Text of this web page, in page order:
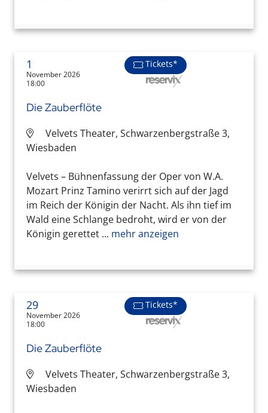
1
November 2026
18:00
Tickets*
Die Zauberflöte
Velvets Theater, Schwarzenbergstraße 3,
Wiesbaden
Velvets – Bühnenfassung der Oper von W.A.
Mozart Prinz Tamino verirrt sich auf der Jagd
im Reich der Königin der Nacht. Als ihn tief im
Wald eine Schlange bedroht, wird er von der
Königin gerettet ... mehr anzeigen
29
November 2026
18:00
Tickets*
Die Zauberflöte
Velvets Theater, Schwarzenbergstraße 3,
Wiesbaden